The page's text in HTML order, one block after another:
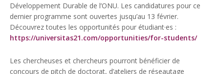
Développement Durable de l’ONU. Les candidatures pour ce
dernier programme sont ouvertes jusqu’au 13 février.
Découvrez toutes les opportunités pour étudiant·es :
https://universitas21.com/opportunities/for-students/
Les chercheuses et chercheurs pourront bénéficier de
concours de pitch de doctorat, d’ateliers de réseautage